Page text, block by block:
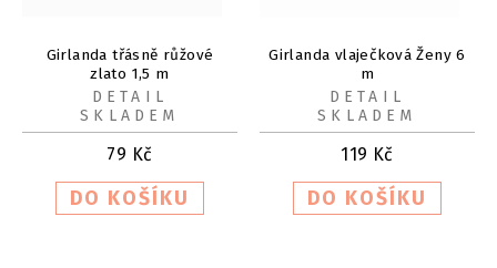
Girlanda třásně růžové
zlato 1,5 m
79 Kč
DETAIL
SKLADEM
Girlanda vlaječková Ženy 6
m
119 Kč
DETAIL
SKLADEM